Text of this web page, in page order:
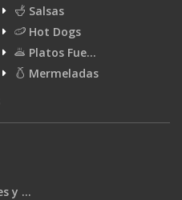
Salsas
Hot Dogs
Platos Fue…
Mermeladas
y …